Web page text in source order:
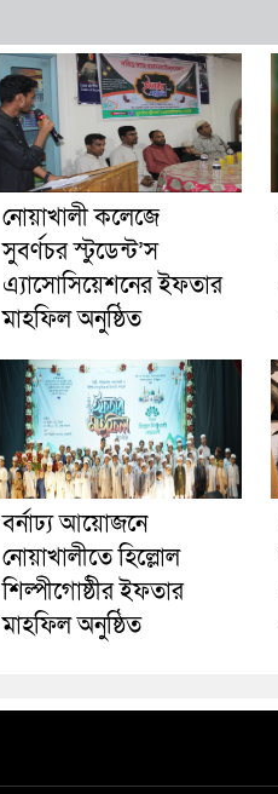
নোয়াখালী কলেজে
সুবর্ণচর স্টুডেন্ট’স
এ্যাসোসিয়েশনের ইফতার
মাহফিল অনুষ্ঠিত
বর্নাঢ্য আয়োজনে
নোয়াখালীতে হিল্লোল
শিল্পীগোষ্ঠীর ইফতার
মাহফিল অনুষ্ঠিত